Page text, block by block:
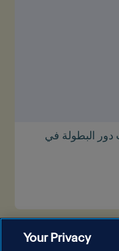
البطولة في
Your Privacy